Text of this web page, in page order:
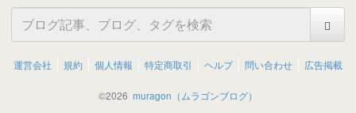
運営会社 規約 個人情報 特定商取引 ヘルプ 問い合わせ 広告掲載
©2026 muragon（ムラゴンブログ）